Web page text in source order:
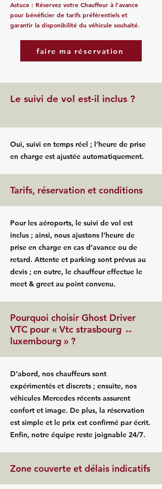
Astuce : Réservez votre Chauffeur à l'avance
pour bénéficier de tarifs préférentiels et
garantir la disponibilité du véhicule souhaité.
faire ma réservation
Le suivi de vol est-il inclus ?
Oui, suivi en temps réel ; l’heure de prise
en charge est ajustée automatiquement.
Tarifs, réservation et conditions
Pour les aéroports, le suivi de vol est
inclus ; ainsi, nous ajustons l’heure de
prise en charge en cas d’avance ou de
retard. Attente et parking sont prévus au
devis ; en outre, le chauffeur effectue le
meet & greet au point convenu.
Pourquoi choisir Ghost Driver
VTC pour « Vtc strasbourg ↔
luxembourg » ?
D’abord, nos chauffeurs sont
expérimentés et discrets ; ensuite, nos
véhicules Mercedes récents assurent
confort et image. De plus, la réservation
est simple et le prix est confirmé par écrit.
Enfin, notre équipe reste joignable 24/7.
Zone couverte et délais indicatifs